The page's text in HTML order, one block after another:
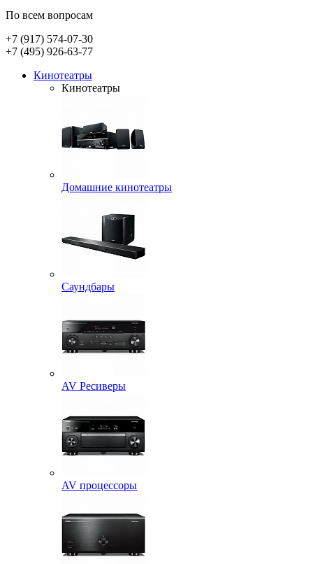
По всем вопросам
+7 (917) 574-07-30
+7 (495) 926-63-77
Кинотеатры
Кинотеатры
Домашние кинотеатры
Саундбары
AV Ресиверы
AV процессоры